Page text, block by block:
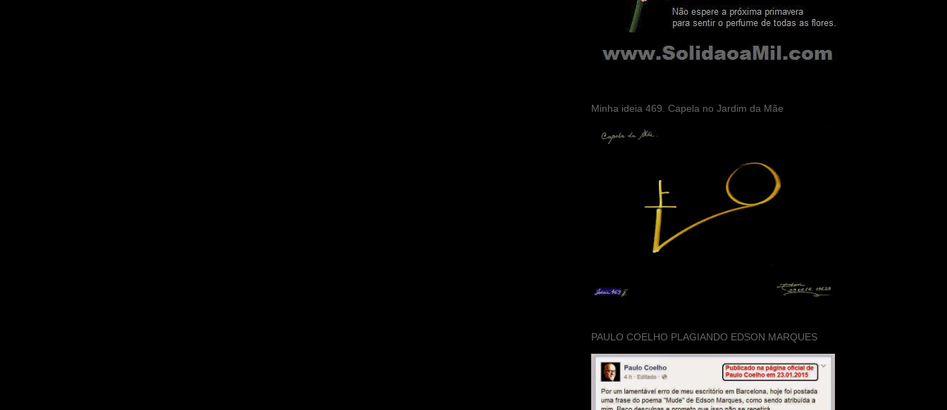
Minha ideia 469. Capela no Jardim da Mãe
PAULO COELHO PLAGIANDO EDSON MARQUES